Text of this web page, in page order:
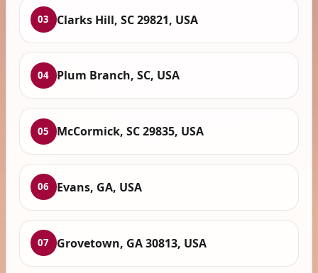
03 Clarks Hill, SC 29821, USA
04 Plum Branch, SC, USA
05 McCormick, SC 29835, USA
06 Evans, GA, USA
07 Grovetown, GA 30813, USA